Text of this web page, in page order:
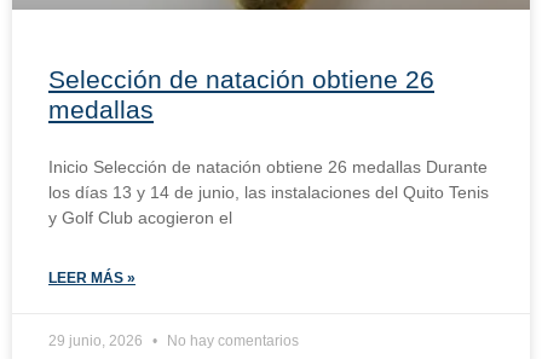
Selección de natación obtiene 26
medallas
Inicio Selección de natación obtiene 26 medallas Durante
los días 13 y 14 de junio, las instalaciones del Quito Tenis
y Golf Club acogieron el
LEER MÁS »
29 junio, 2026 No hay comentarios